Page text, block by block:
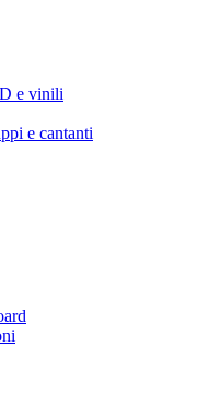
e vinili
e cantanti